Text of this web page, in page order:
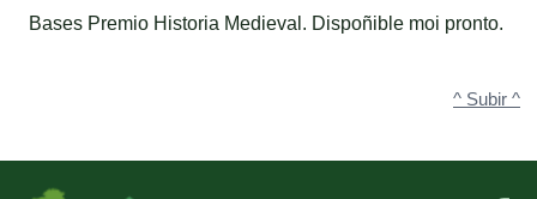
Bases Premio Historia Medieval. Dispoñible moi pronto.
^ Subir ^